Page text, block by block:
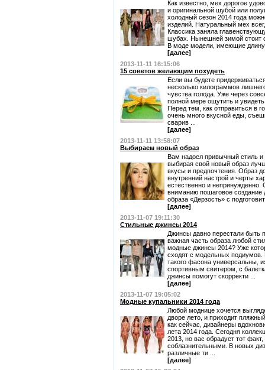
Как известно, мех дорогое
и оригинальной шубой или
холодный сезон 2014 года
изделий. Натуральный мех
Классика заняла
шубах. Нынешней зимой стоит
В моде модели, имеющие длину
[далее]
2013-11-11 16:15:06
15 советов желающим похудеть
Если вы будете
несколько килограммов
чувства голода. Уже через
полной мере ощутить и
Перед тем, как отправиться в
очень много вкусной еды,
сварив ...
[далее]
2013-11-11 13:58:07
Выбираем новый образ
Вам надоел привычный стиль и
выбирая свой новый образ
вкусы и предпочтения. Образ
внутренний настрой и черты
естественно и
вниманию пошаговое создание
образа «Дерзость» с
[далее]
2013-11-07 19:11:30
Стильные джинсы 2014
Джинсы давно перестали быть
важная часть образа любой
модные джинсы 2014? Уже
сходят с модельных
такого фасона универсальны,
спортивным свитером, с
джинсы помогут скорректи ...
[далее]
2013-11-07 19:05:02
Модные купальники 2014 года
Любой моднице хочется
дворе лето, и приходит
как сейчас, дизайнеры
лета 2014 года. Сегодня
2013, но вас обрадует тот
соблазнительными. В новых
различные ти ...
[далее]